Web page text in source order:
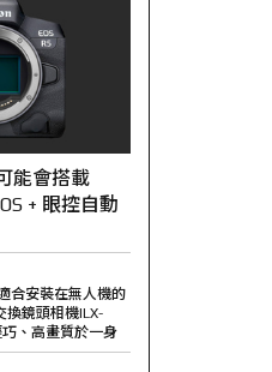
能會搭載
+ 眼控自動
合安裝在無人機的
換鏡頭相機ILX-
巧、高畫質於一身